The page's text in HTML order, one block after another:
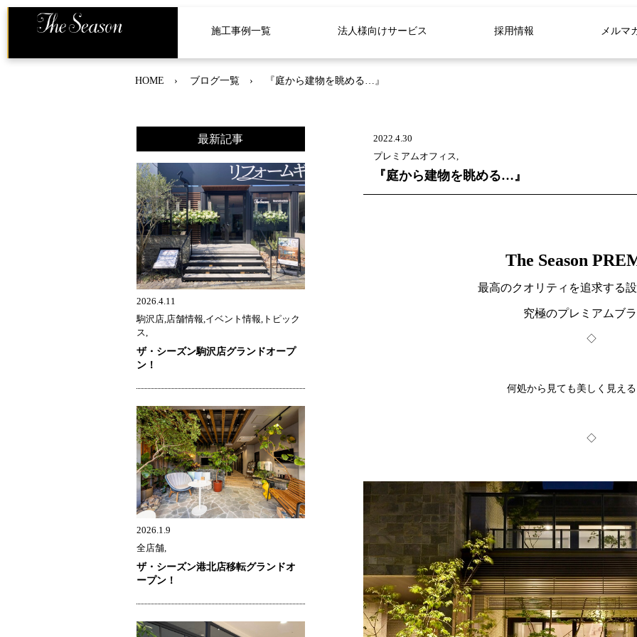
施工事例一覧 法人様向けサービス 採用情報 メルマ
HOME ブログ一覧 『庭から建物を眺める…』
2022.4.30
プレミアムオフィス,
『庭から建物を眺める…』
The Season
最高のクオリティを追求する
究極のプレミアムブ
◇
何処から見ても美しく見え
◇
最新記事
2026.4.11
駒沢店,店舗情報,イベント情報,トピック
ス,
ザ・シーズン駒沢店グランドオープ
ン！
2026.1.9
全店舗,
ザ・シーズン港北店移転グランドオ
ープン！